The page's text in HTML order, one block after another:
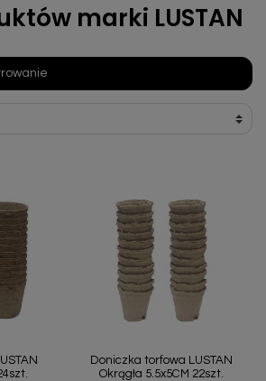
marki LUSTAN
Doniczka torfowa LUSTAN
Okrągła 5.5x5CM 22szt.